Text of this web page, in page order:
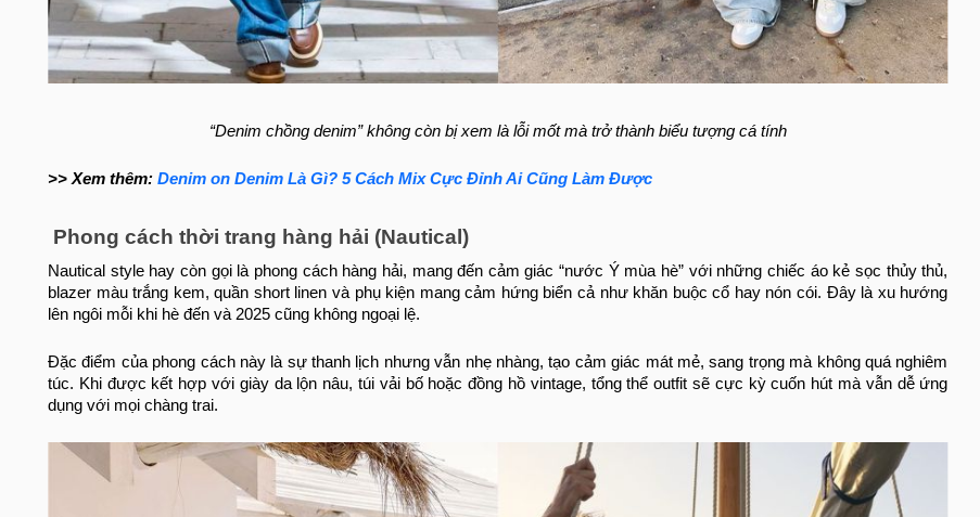
“Denim chồng denim” không còn bị xem là lỗi mốt mà trở thành biểu tượng cá tính
>> Xem thêm: Denim on Denim Là Gì? 5 Cách Mix Cực Đỉnh Ai Cũng Làm Được
Phong cách thời trang hàng hải (Nautical)
Nautical style hay còn gọi là phong cách hàng hải, mang đến cảm giác “nước Ý mùa hè” với những chiếc áo kẻ sọc thủy thủ,
blazer màu trắng kem, quần short linen và phụ kiện mang cảm hứng biển cả như khăn buộc cổ hay nón cói. Đây là xu hướng
lên ngôi mỗi khi hè đến và 2025 cũng không ngoại lệ.
Đặc điểm của phong cách này là sự thanh lịch nhưng vẫn nhẹ nhàng, tạo cảm giác mát mẻ, sang trọng mà không quá nghiêm
túc. Khi được kết hợp với giày da lộn nâu, túi vải bố hoặc đồng hồ vintage, tổng thể outfit sẽ cực kỳ cuốn hút mà vẫn dễ ứng
dụng với mọi chàng trai.